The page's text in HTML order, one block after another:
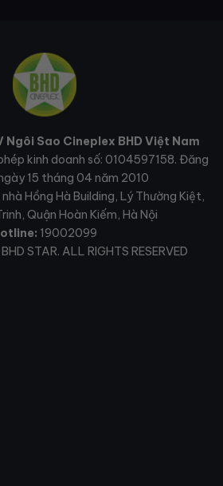
Ngôi Sao Cineplex BHD Việt Nam
kinh doanh số: 0104597158. Đăng
15 tháng 04 năm 2010
nhà Hồng Hà Building, Lý Thường Kiệt,
Quận Hoàn Kiếm, Hà Nội
19002099
STAR. ALL RIGHTS RESERVED